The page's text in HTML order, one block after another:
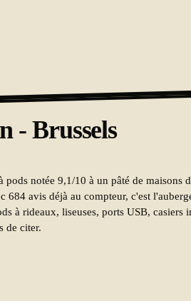
- Brussels
pods notée 9,1/10 à un pâté de maisons
684 avis déjà au compteur, c'est
à rideaux, liseuses, ports USB, casiers
de citer.